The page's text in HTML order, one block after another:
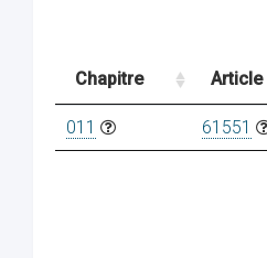
Chapitre Article
011 61551